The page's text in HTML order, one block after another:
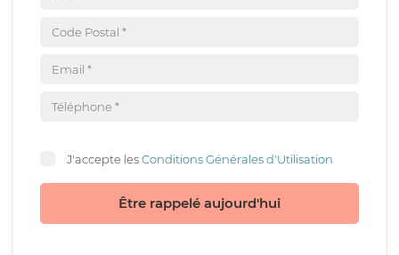
J'accepte lesConditions Générales d'Utilisation
Être rappelé aujourd'hui